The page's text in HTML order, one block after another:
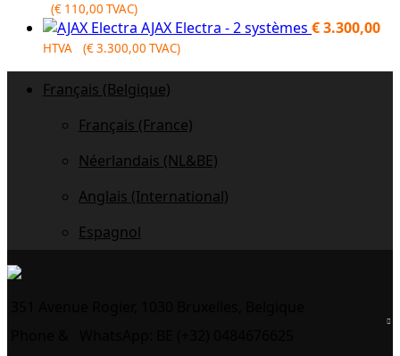
(€ 110,00 TVAC)
AJAX Electra - 2 systèmes €3.300,00
HTVA (€3.300,00 TVAC)
Français (Belgique)
Français (France)
Néerlandais (NL&BE)
Anglais (International)
Espagnol